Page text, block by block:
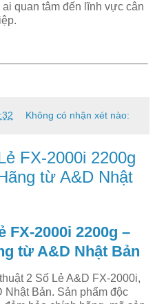
quan tâm đến lĩnh vực cân
Không có nhận xét nào:
FX-2000i 2200g
từ A&D Nhật
FX-2000i 2200g –
từ A&D Nhật Bản
2 Số Lẻ A&D FX-2000i,
Bản. Sản phẩm độc